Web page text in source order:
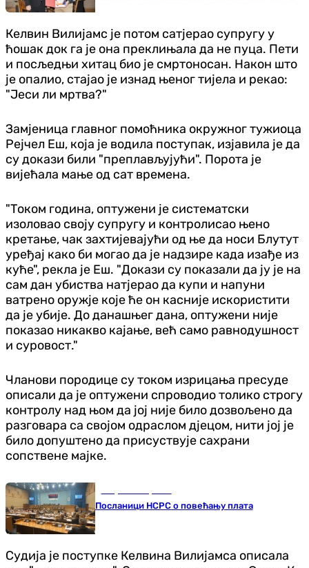
Келвин Вилијамс је потом сатјерао супругу у
ћошак док га је она преклињала да не пуца. Пети
и посљедњи хитац био је смртоносан. Након што
је опалио, стајао је изнад њеног тијела и рекао:
"Јеси ли мртва?"
Замјеница главног помоћника окружног тужиоца
Рејчел Еш, која је водила поступак, изјавила је да
су докази били "преплављујући". Порота је
вијећала мање од сат времена.
"Током година, оптужени је систематски
изоловао своју супругу и контролисао њено
кретање, чак захтијевајући од ње да носи Блутут
уређај како би могао да је надзире када изађе из
куће", рекла је Еш. "Докази су показали да ју је на
сам дан убиства натјерао да купи и напуни
ватрено оружје које ће он касније искористити
да је убије. До данашњег дана, оптужени није
показао никакво кајање, већ само равнодушност
и суровост."
Чланови породице су током изрицања пресуде
описали да је оптужени спроводио толико строгу
контролу над њом да јој није било дозвољено да
разговара са својом одраслом дјецом, нити јој је
било допуштено да присуствује сахрани
сопствене мајке.
Посланици НСРС о повећању плата
Судија је поступке Келвина Вилијамса описала